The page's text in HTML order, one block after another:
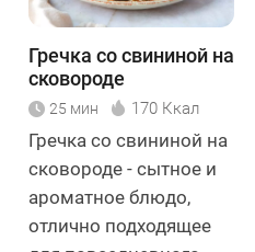
Гречка со свининой на
сковороде
25 мин 170 Ккал
Гречка со свининой на
сковороде - сытное и
ароматное блюдо,
отлично подходящее